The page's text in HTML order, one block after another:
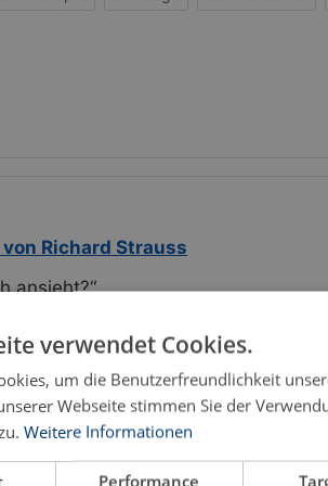
Richard Strauss
ansieht?“
mit vielen Einzelheiten
Erfüllung aller Aspekte einer
verwendet Cookies.
um die Benutzerfreundlichkeit
Webseite stimmen Sie der
Weitere Informationen
Performance